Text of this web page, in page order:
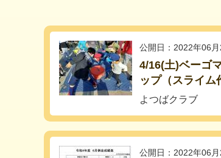
公開日：2022年06月
4/16(土)ベーゴ
ップ（スライ
よつばクラブ
公開日：2022年06月